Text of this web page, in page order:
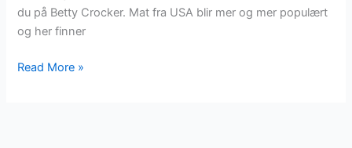
du på Betty Crocker. Mat fra USA blir mer og mer populært
og her finner
Lag
Read More »